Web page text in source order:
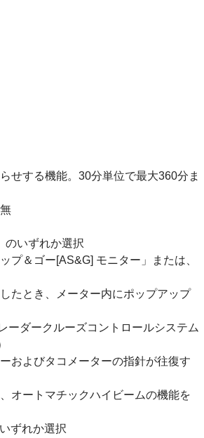
せする機能。30分単位で最大360分ま
のいずれか選択
プ＆ゴー[AS&G] モニター」または、
たとき、メーター内にポップアップ
ーダークルーズコントロールシステム
およびタコメーターの指針が往復す
オートマチックハイビームの機能を
ずれか選択